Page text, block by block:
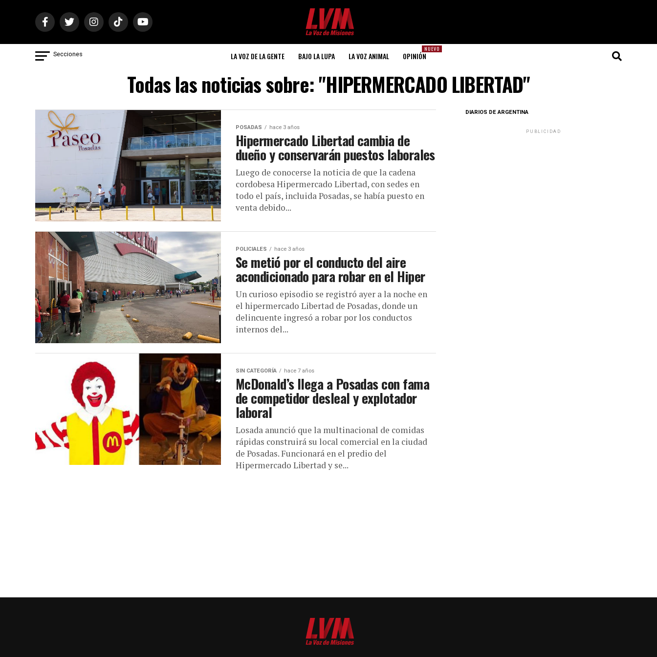
Secciones LA VOZ DE LA GENTE BAJO LA LUPA LA VOZ ANIMAL
NUEVO
OPINIÓN
Todas las noticias sobre: "HIPERMERCADO LIBERTAD"
POSADAS hace 3 años
Hipermercado Libertad cambia de
dueño y conservarán puestos laborales
Luego de conocerse la noticia de que la cadena
cordobesa Hipermercado Libertad, con sedes en
todo el país, incluida Posadas, se había puesto en
venta debido...
POLICIALES hace 3 años
Se metió por el conducto del aire
acondicionado para robar en el Hiper
Un curioso episodio se registró ayer a la noche en
el hipermercado Libertad de Posadas, donde un
delincuente ingresó a robar por los conductos
internos del...
SIN CATEGORÍA hace 7 años
McDonald’s llega a Posadas con fama
de competidor desleal y explotador
laboral
Losada anunció que la multinacional de comidas
rápidas construirá su local comercial en la ciudad
de Posadas. Funcionará en el predio del
Hipermercado Libertad y se...
DIARIOS DE ARGENTINA
PUBLICIDAD